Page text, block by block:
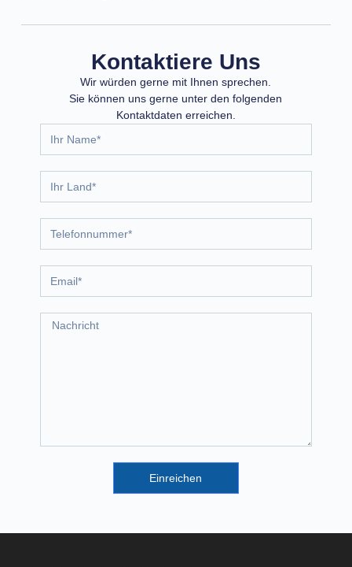
Kontaktiere Uns
Wir würden gerne mit Ihnen sprechen.
Sie können uns gerne unter den folgenden
Kontaktdaten erreichen.
Einreichen